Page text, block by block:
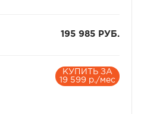
195 985 РУБ.
КУПИТЬ ЗА
19 599 р./мес